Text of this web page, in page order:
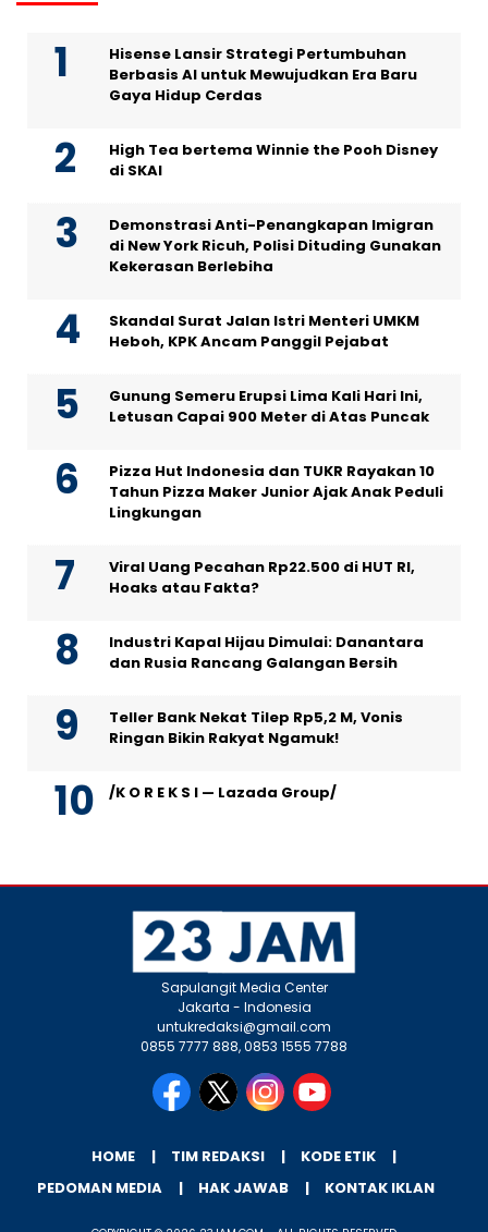
Hisense Lansir Strategi Pertumbuhan
Berbasis AI untuk Mewujudkan Era Baru
Gaya Hidup Cerdas
High Tea bertema Winnie the Pooh Disney
di SKAI
Demonstrasi Anti-Penangkapan Imigran
di New York Ricuh, Polisi Dituding Gunakan
Kekerasan Berlebiha
Skandal Surat Jalan Istri Menteri UMKM
Heboh, KPK Ancam Panggil Pejabat
Gunung Semeru Erupsi Lima Kali Hari Ini,
Letusan Capai 900 Meter di Atas Puncak
Pizza Hut Indonesia dan TUKR Rayakan 10
Tahun Pizza Maker Junior Ajak Anak Peduli
Lingkungan
Viral Uang Pecahan Rp22.500 di HUT RI,
Hoaks atau Fakta?
Industri Kapal Hijau Dimulai: Danantara
dan Rusia Rancang Galangan Bersih
Teller Bank Nekat Tilep Rp5,2 M, Vonis
Ringan Bikin Rakyat Ngamuk!
/K O R E K S I — Lazada Group/
Sapulangit Media Center
Jakarta - Indonesia
untukredaksi@gmail.com
0855 7777 888, 0853 1555 7788
HOME TIM REDAKSI
KODE ETIK
PEDOMAN MEDIA
HAK JAWAB KONTAK IKLAN